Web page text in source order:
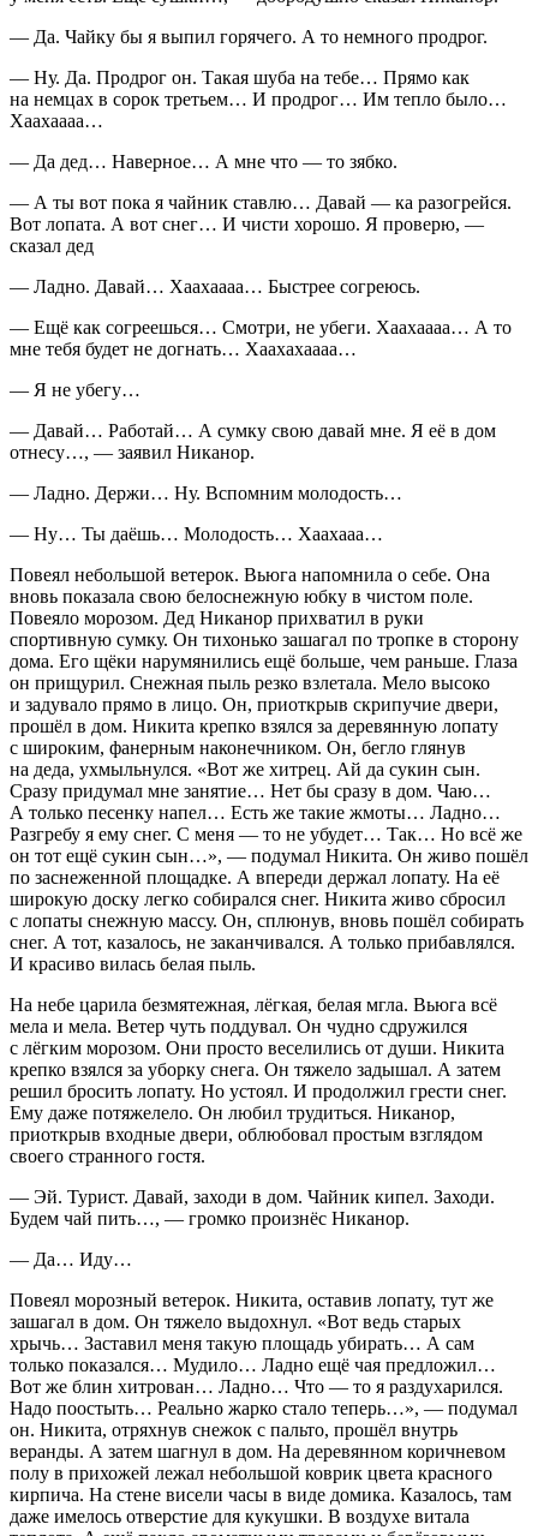
— Да. Чайку бы я выпил горячего. А то немного продрог.
— Ну. Да. Продрог он. Такая шуба на тебе… Прямо как
на немцах в сорок третьем… И продрог… Им тепло было…
Хаахаааа…
— Да дед… Наверное… А мне что — то зябко.
— А ты вот пока я чайник ставлю… Давай — ка разогрейся.
Вот лопата. А вот снег… И чисти хорошо. Я проверю, —
сказал дед
— Ладно. Давай… Хаахаааа… Быстрее согреюсь.
— Ещё как согреешься… Смотри, не убеги. Хаахаааа… А то
мне тебя будет не догнать… Хаахахаааа…
— Я не убегу…
— Давай… Работай… А сумку свою давай мне. Я её в дом
отнесу…, — заявил Никанор.
— Ладно. Держи… Ну. Вспомним молодость…
— Ну… Ты даёшь… Молодость… Хаахааа…
Повеял небольшой ветерок. Вьюга напомнила о себе. Она
вновь показала свою белоснежную юбку в чистом поле.
Повеяло морозом. Дед Никанор прихватил в руки
спортивную сумку. Он тихонько зашагал по тропке в сторону
дома. Его щёки нарумянились ещё больше, чем раньше. Глаза
он прищурил. Снежная пыль резко взлетала. Мело высоко
и задувало прямо в лицо. Он, приоткрыв скрипучие двери,
прошёл в дом. Никита крепко взялся за деревянную лопату
с широким, фанерным наконечником. Он, бегло глянув
на деда, ухмыльнулся. «Вот же хитрец. Ай да сукин сын.
Сразу придумал мне занятие… Нет бы сразу в дом. Чаю…
А только песенку напел… Есть же такие жмоты… Ладно…
Разгребу я ему снег. С меня — то не убудет… Так… Но всё же
он тот ещё сукин сын…», — подумал Никита. Он живо пошёл
по заснеженной площадке. А впереди держал лопату. На её
широкую доску легко собирался снег. Никита живо сбросил
с лопаты снежную массу. Он, сплюнув, вновь пошёл собирать
снег. А тот, казалось, не заканчивался. А только прибавлялся.
И красиво вилась белая пыль.
На небе царила безмятежная, лёгкая, белая мгла. Вьюга всё
мела и мела. Ветер чуть поддувал. Он чудно сдружился
с лёгким морозом. Они просто веселились от души. Никита
крепко взялся за уборку снега. Он тяжело задышал. А затем
решил бросить лопату. Но устоял. И продолжил грести снег.
Ему даже потяжелело. Он любил трудиться. Никанор,
приоткрыв входные двери, облюбовал простым взглядом
своего странного гостя.
— Эй. Турист. Давай, заходи в дом. Чайник кипел. Заходи.
Будем чай пить…, — громко произнёс Никанор.
— Да… Иду…
Повеял морозный ветерок. Никита, оставив лопату, тут же
зашагал в дом. Он тяжело выдохнул. «Вот ведь старых
хрычь… Заставил меня такую площадь убирать… А сам
только показался… Мудило… Ладно ещё чая предложил…
Вот же блин хитрован… Ладно… Что — то я раздухарился.
Надо поостыть… Реально жарко стало теперь…», — подумал
он. Никита, отряхнув снежок с пальто, прошёл внутрь
веранды. А затем шагнул в дом. На деревянном коричневом
полу в прихожей лежал небольшой коврик цвета красного
кирпича. На стене висели часы в виде домика. Казалось, там
даже имелось отверстие для кукушки. В воздухе витала